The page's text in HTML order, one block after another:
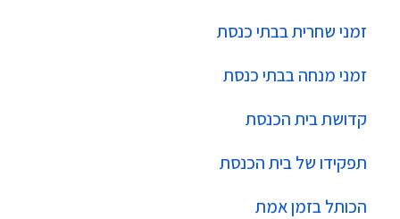
זמני שחרית בבתי כנסת
זמני מנחה בבתי כנסת
קדושת בית הכנסת
תפקידו של בית הכנסת
הכותל בזמן אמת